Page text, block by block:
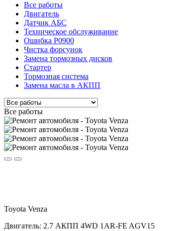
Все работы
Двигатель
Датчик АБС
Техническое обслуживание
Ошибка P0900
Чистка форсунок
Замена тормозных дисков
Стартер
Тормозная система
Замена масла в АКПП
Все работы
Toyota Venza
Двигатель: 2.7 АКПП 4WD 1AR-FE AGV15